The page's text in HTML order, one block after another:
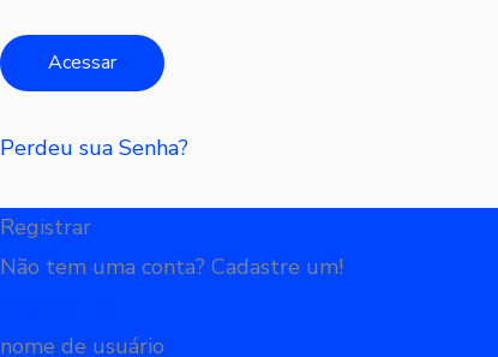
Perdeu sua Senha?
Registrar
Não tem uma conta? Cadastre um!
nome de usuário